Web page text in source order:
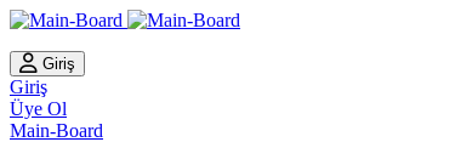
Giriş
Giriş
Üye Ol
Main-Board